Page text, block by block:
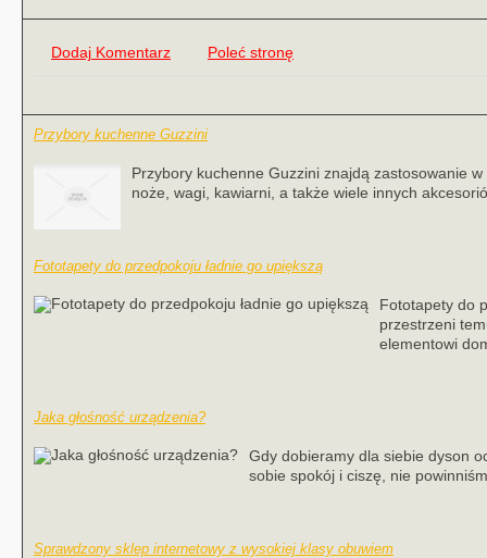
Dodaj Komentarz Poleć stronę
Przybory kuchenne Guzzini
Przybory kuchenne Guzzini znajdą zastosowanie
noże, wagi, kawiarni, a także wiele innych
Fototapety do przedpokoju ładnie go upiększą
Fototapety do
przestrzeni
elementowi
Jaka głośność urządzenia?
Gdy dobieramy dla siebie dyson
sobie spokój i ciszę, nie
Sprawdzony sklep internetowy z wysokiej klasy obuwiem